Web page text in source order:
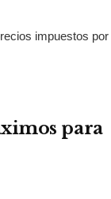
impuestos por
para